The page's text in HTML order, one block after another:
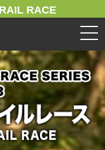
RACE